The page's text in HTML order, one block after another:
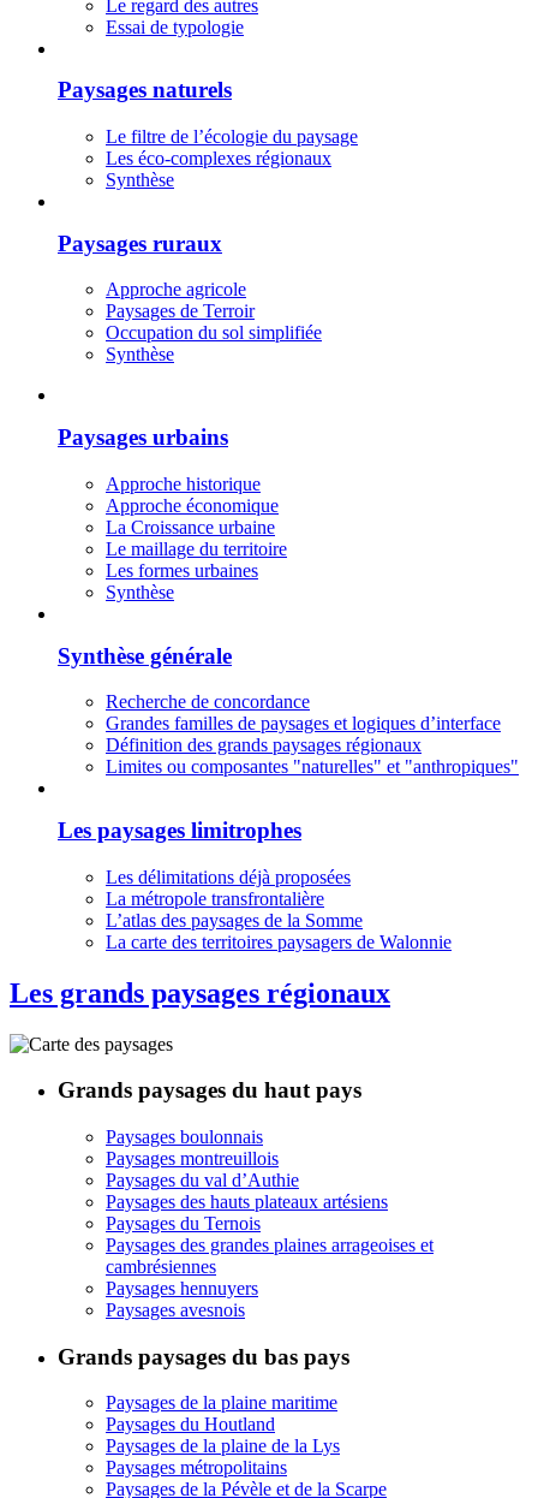
Le regard des autres
Essai de typologie
Paysages naturels
Le filtre de l’écologie du paysage
Les éco-complexes régionaux
Synthèse
Paysages ruraux
Approche agricole
Paysages de Terroir
Occupation du sol simplifiée
Synthèse
Paysages urbains
Approche historique
Approche économique
La Croissance urbaine
Le maillage du territoire
Les formes urbaines
Synthèse
Synthèse générale
Recherche de concordance
Grandes familles de paysages et logiques d’interface
Définition des grands paysages régionaux
Limites ou composantes "naturelles" et "anthropiques"
Les paysages limitrophes
Les délimitations déjà proposées
La métropole transfrontalière
L’atlas des paysages de la Somme
La carte des territoires paysagers de Walonnie
Les grands paysages régionaux
Grands paysages du haut pays
Paysages boulonnais
Paysages montreuillois
Paysages du val d’Authie
Paysages des hauts plateaux artésiens
Paysages du Ternois
Paysages des grandes plaines arrageoises et
cambrésiennes
Paysages hennuyers
Paysages avesnois
Grands paysages du bas pays
Paysages de la plaine maritime
Paysages du Houtland
Paysages de la plaine de la Lys
Paysages métropolitains
Paysages de la Pévèle et de la Scarpe